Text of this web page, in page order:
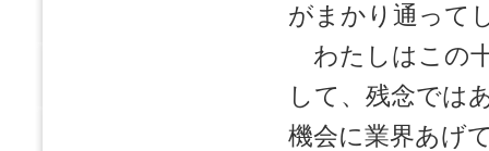
がまかり通って
わたしはこの
して、残念では
機会に業界あげ